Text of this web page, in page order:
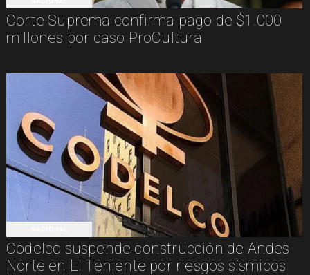
Corte Suprema confirma pago de $1.000
millones por caso ProCultura
Codelco suspende construcción de Andes
Norte en El Teniente por riesgos sísmicos